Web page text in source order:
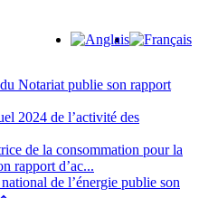
Notariat publie son rapport
2024 de l’activité des
de la consommation pour la
rapport d’ac...
de l’énergie publie son